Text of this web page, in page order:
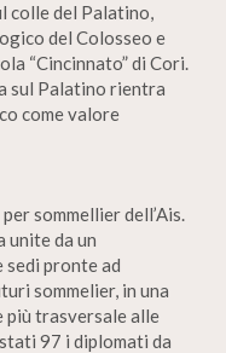
colle del Palatino,
del Colosseo e
“Cincinnato” di Cori.
sul Palatino rientra
come valore
sommellier dell’Ais.
unite da un
sedi pronte ad
sommelier, in una
più trasversale alle
97 i diplomati da